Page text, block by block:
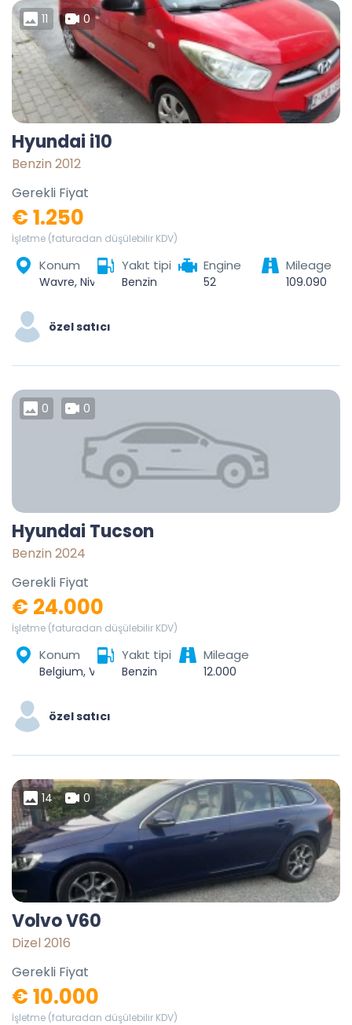
11 0
Hyundai i10
Benzin 2012
Gerekli Fiyat
€ 1.250
İşletme (faturadan düşülebilir KDV)
Konum Yakıt tipi
Benzin
Engine
52
Mileage
109.090
özel satıcı
0 0
Hyundai Tucson
Benzin 2024
Gerekli Fiyat
€ 24.000
İşletme (faturadan düşülebilir KDV)
Konum Yakıt tipi
Benzin
Mileage
12.000
özel satıcı
14 0
Volvo V60
Dizel 2016
Gerekli Fiyat
€ 10.000
İşletme (faturadan düşülebilir KDV)